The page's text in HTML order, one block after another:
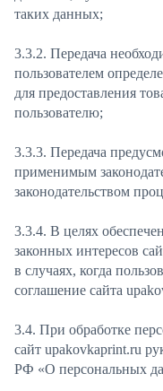
таких данных;
3.3.2. Передача
пользователем
для предоставления
пользователю;
3.3.3. Передача
применимым
законодательством
3.3.4. В целях
законных интересов
в случаях, когда
соглашение сайта
3.4. При обработке
сайт upakovkaprint.ru
РФ «О персональных